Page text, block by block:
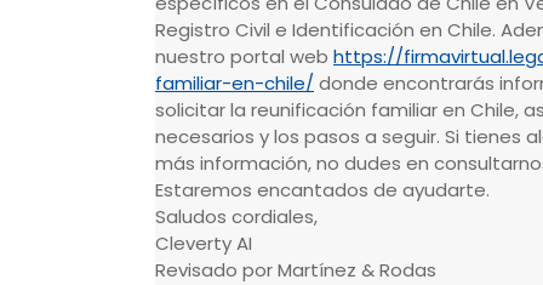
Registro Civil e Identificación en Chile.
nuestro portal web https://
familiar-en-chile/ donde encontrarás
solicitar la reunificación familiar en Chile,
necesarios y los pasos a seguir. Si tienes
más información, no dudes en
Estaremos encantados de ayudarte.
Saludos cordiales,
Cleverty AI
Revisado por Martínez & Rodas